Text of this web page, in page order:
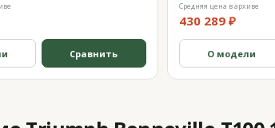
Сравнить
Средняя цена в архиве
430 289 ₽
О модели